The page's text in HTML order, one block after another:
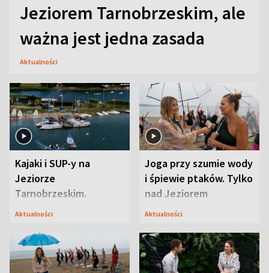
Jeziorem Tarnobrzeskim, ale
ważna jest jedna zasada
Aktualności
Kajaki i SUP-y na
Jeziorze
Tarnobrzeskim.
Przyrodnicy zwracają
Aktualności
Joga przy szumie wody
i śpiewie ptaków. Tylko
nad Jeziorem
Tarnobrzeskim
Aktualności